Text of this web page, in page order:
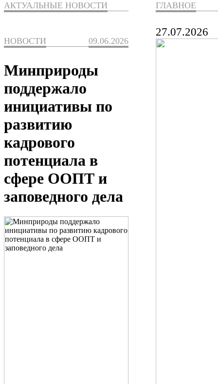
АКТУАЛЬНЫЕ НОВОСТИ
НОВОСТИ 09.06.2026
Минприроды
поддержало
инициативы по
развитию
кадрового
потенциала в
сфере ООПТ и
заповедного дела
ГЛАВНОЕ
27.07.2026